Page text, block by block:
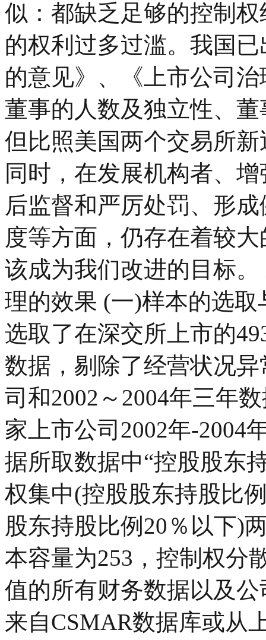
似：都缺乏足够的控制
的权利过多过滥。我国
的意见》、《上市公司
董事的人数及独立性、
但比照美国两个交易所
同时，在发展机构者、
后监督和严厉处罚、形
度等方面，仍存在着较
该成为我们改进的目标
理的效果 (一)样本的选
选取了在深交所上市的
数据，剔除了经营状况
司和2002～2004年三年
家上市公司2002年-2004
据所取数据中“控股股东
权集中(控股股东持股比
股东持股比例20％以下)
本容量为253，控制权分
值的所有财务数据以及
来自CSMAR数据库或从